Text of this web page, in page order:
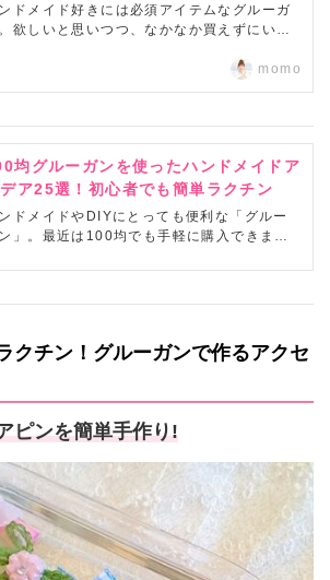
ドメイド好きには必須アイテムなグルーガ
欲しいと思いつつ、なかなか買えずにいた
。こちらはダイソーのグルーガンです。（他
がいい仕事をしてくれます！アクセサ...
momo
均グルーガンを使ったハンドメイドア
ア25選！初心者でも簡単ラクチン
ドメイドやDIYにとっても便利な「グルー
」。最近は100均でも手軽に購入できます
の？」など、ギモンも色々ありますよね。
クチン！グルーガンで作るアクセ
ピンを簡単手作り!